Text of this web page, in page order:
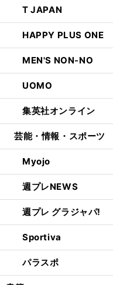
T JAPAN
HAPPY PLUS ONE
MEN'S NON-NO
UOMO
集英社オンライン
芸能・情報・スポーツ
Myojo
週プレNEWS
週プレ グラジャパ!
Sportiva
パラスポ